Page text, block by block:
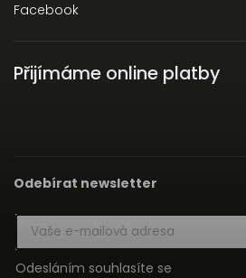
Facebook
Přijímáme online platby
Odebírat newsletter
Odesláním souhlasíte se